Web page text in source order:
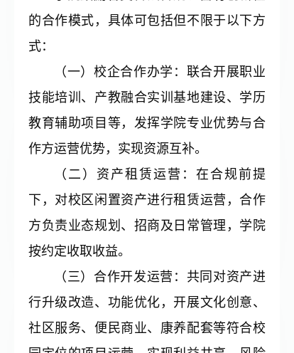
的合作模式，具体可包括但不限于以下方
式：
（一）校企合作办学：联合开展职业
技能培训、产教融合实训基地建设、学历
教育辅助项目等，发挥学院专业优势与合
作方运营优势，实现资源互补。
（二）资产租赁运营：在合规前提
下，对校区闲置资产进行租赁运营，合作
方负责业态规划、招商及日常管理，学院
按约定收取收益。
（三）合作开发运营：共同对资产进
行升级改造、功能优化，开展文化创意、
社区服务、便民商业、康养配套等符合校